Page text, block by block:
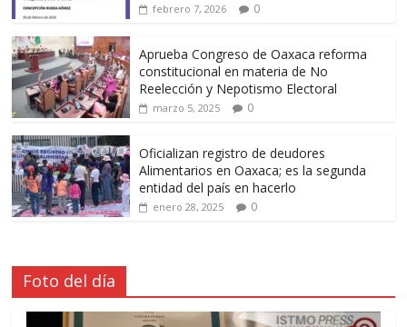
febrero 7, 2026 0
Aprueba Congreso de Oaxaca reforma
constitucional en materia de No
Reelección y Nepotismo Electoral
marzo 5, 2025 0
Oficializan registro de deudores
Alimentarios en Oaxaca; es la segunda
entidad del país en hacerlo
enero 28, 2025 0
Foto del día